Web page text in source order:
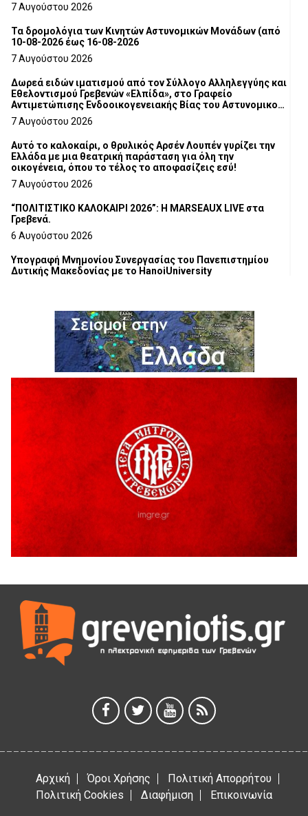
7 Αυγούστου 2026
Τα δρομολόγια των Κινητών Αστυνομικών Μονάδων (από
10-08-2026 έως 16-08-2026
7 Αυγούστου 2026
Δωρεά ειδών ιματισμού από τον Σύλλογο Αλληλεγγύης και
Εθελοντισμού Γρεβενών «Ελπίδα», στο Γραφείο
Αντιμετώπισης Ενδοοικογενειακής Βίας του Αστυνομικού
Τμήματος Γρεβενών
7 Αυγούστου 2026
Αυτό το καλοκαίρι, ο θρυλικός Αρσέν Λουπέν γυρίζει την
Ελλάδα με μια θεατρική παράσταση για όλη την
οικογένεια, όπου το τέλος το αποφασίζεις εσύ!
7 Αυγούστου 2026
“ΠΟΛΙΤΙΣΤΙΚΟ ΚΑΛΟΚΑΙΡΙ 2026”: Η MARSEAUX LIVE στα
Γρεβενά.
6 Αυγούστου 2026
Υπογραφή Μνημονίου Συνεργασίας του Πανεπιστημίου
Δυτικής Μακεδονίας με το HanoiUniversity
Σε απόγνωση λόγω αδέσποτων
6 Αυγούστου 2026
ΔΙΑΚΟΠΗ ΗΛΕΚΤΡΙΚΟΥ ΡΕΥΜΑΤΟΣ
6 Αυγούστου 2026
Ολοκληρώνεται η ασφαλτόστρωση της οδού Περιβόλι –
Αβδέλλα
H παραδοχή λαθών είναι (και) δύναμη
5 Αυγούστου 2026
Ο ΑΝΔΡΕΑΣ ΑΣΛΑΝΙΔΗΣ ΣΥΝΕΧΙΖΕΙ ΣΤΟΝ ΠΡΩΤΕΑ
ΓΡΕΒΕΝΩΝ
5 Αυγούστου 2026
Ευχαριστήριο Εκπολιτιστικού Συλλόγου Ταξιάρχη προς κ.
Παρασχάκη Αθανάσιο
5 Αυγούστου 2026
Η Marseaux στα Γρεβενά για μια μοναδική συναυλία
5 Αυγούστου 2026
5 Αυγούστου 2026
Αρχική Όροι Χρήσης
Πολιτική Απορρήτου
Πολιτική Cookies
Διαφήμιση Επικοινωνία